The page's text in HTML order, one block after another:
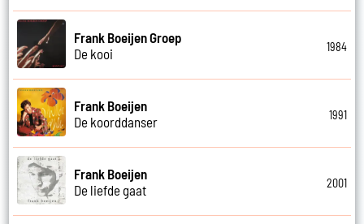
Frank Boeijen Groep
De kooi
1984
Frank Boeijen
De koorddanser
1991
Frank Boeijen
De liefde gaat
2001